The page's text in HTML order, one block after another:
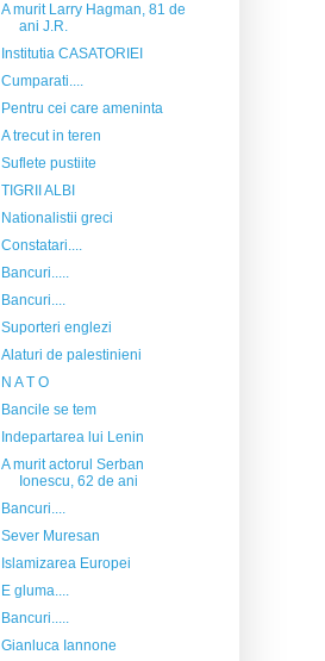
A murit Larry Hagman, 81 de
ani J.R.
Institutia CASATORIEI
Cumparati....
Pentru cei care ameninta
A trecut in teren
Suflete pustiite
TIGRII ALBI
Nationalistii greci
Constatari....
Bancuri.....
Bancuri....
Suporteri englezi
Alaturi de palestinieni
N A T O
Bancile se tem
Indepartarea lui Lenin
A murit actorul Serban
Ionescu, 62 de ani
Bancuri....
Sever Muresan
Islamizarea Europei
E gluma....
Bancuri.....
Gianluca Iannone